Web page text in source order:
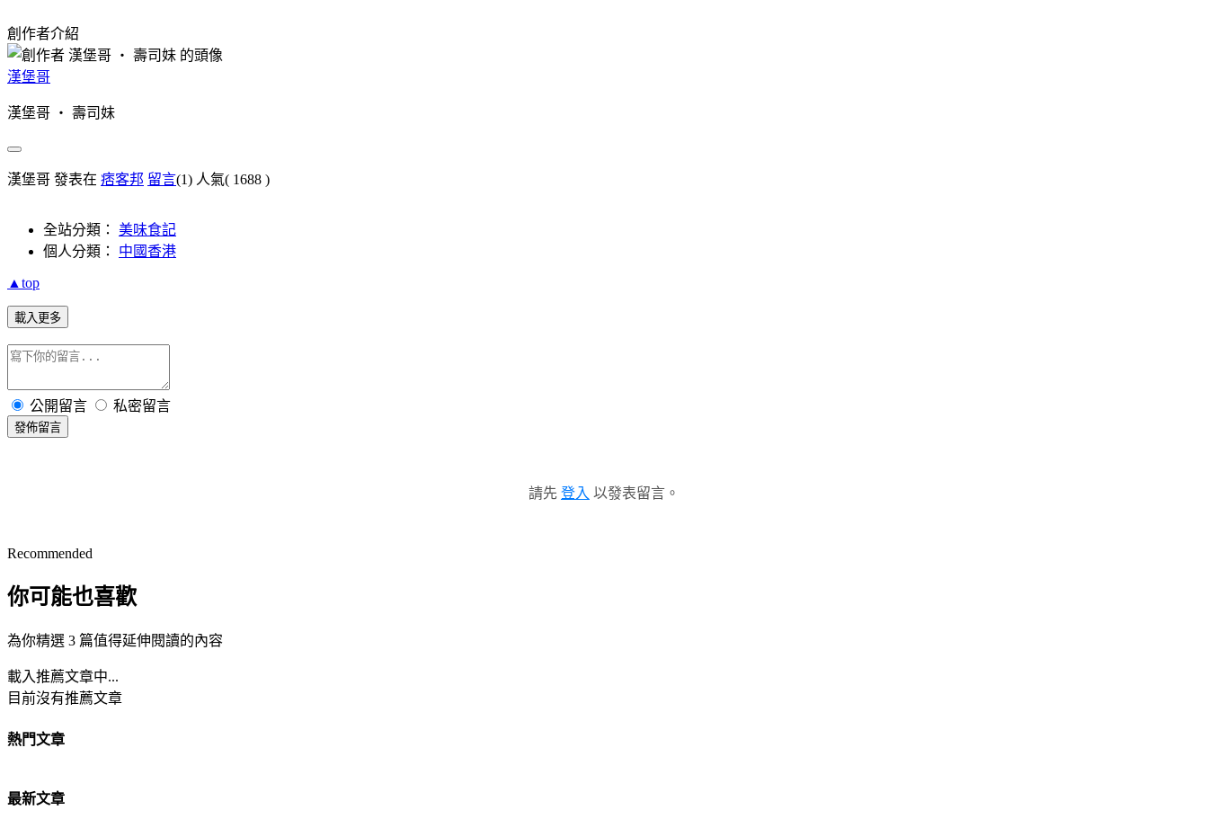
創作者介紹
漢堡哥
漢堡哥 ‧ 壽司妹
漢堡哥 發表在 痞客邦 留言(1) 人氣( 1688 )
全站分類： 美味食記
個人分類： 中國香港
▲top
載入更多
公開留言 私密留言
發佈留言
請先 登入 以發表留言。
Recommended
你可能也喜歡
為你精選 3 篇值得延伸閱讀的內容
載入推薦文章中...
目前沒有推薦文章
熱門文章
最新文章